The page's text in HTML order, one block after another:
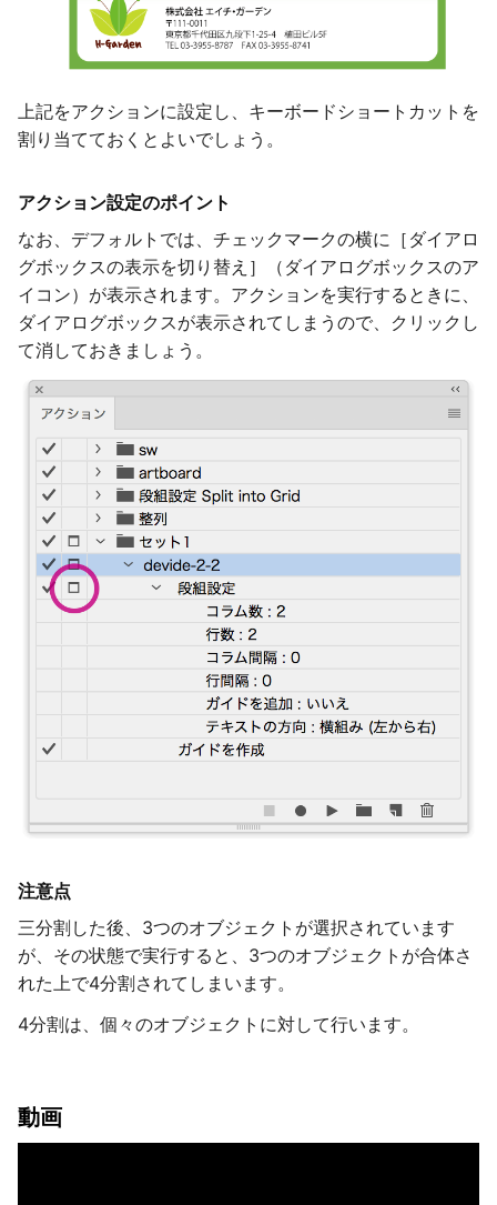
上記をアクションに設定し、キーボードショートカットを
割り当てておくとよいでしょう。
アクション設定のポイント
なお、デフォルトでは、チェックマークの横に［ダイアロ
グボックスの表示を切り替え］（ダイアログボックスのア
イコン）が表示されます。アクションを実行するときに、
ダイアログボックスが表示されてしまうので、クリックし
て消しておきましょう。
注意点
三分割した後、3つのオブジェクトが選択されています
が、その状態で実行すると、3つのオブジェクトが合体さ
れた上で4分割されてしまいます。
4分割は、個々のオブジェクトに対して行います。
動画